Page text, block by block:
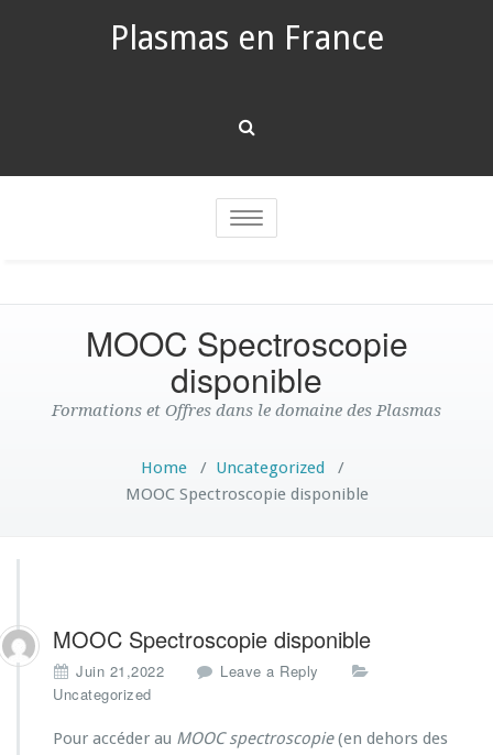
Plasmas en France
Toggle
navigation
MOOC Spectroscopie
disponible
Formations et Offres dans le domaine des Plasmas
Home/ Uncategorized /
MOOC Spectroscopie disponible
MOOC Spectroscopie disponible
Juin 21,2022
Leave a Reply
Uncategorized
Pour accéder au MOOC spectroscopie(en dehors des